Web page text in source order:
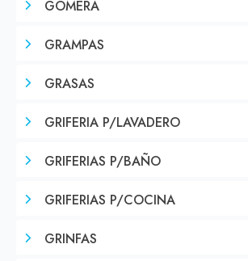
GOMERA
GRAMPAS
GRASAS
GRIFERIA P/LAVADERO
GRIFERIAS P/BAÑO
GRIFERIAS P/COCINA
GRINFAS